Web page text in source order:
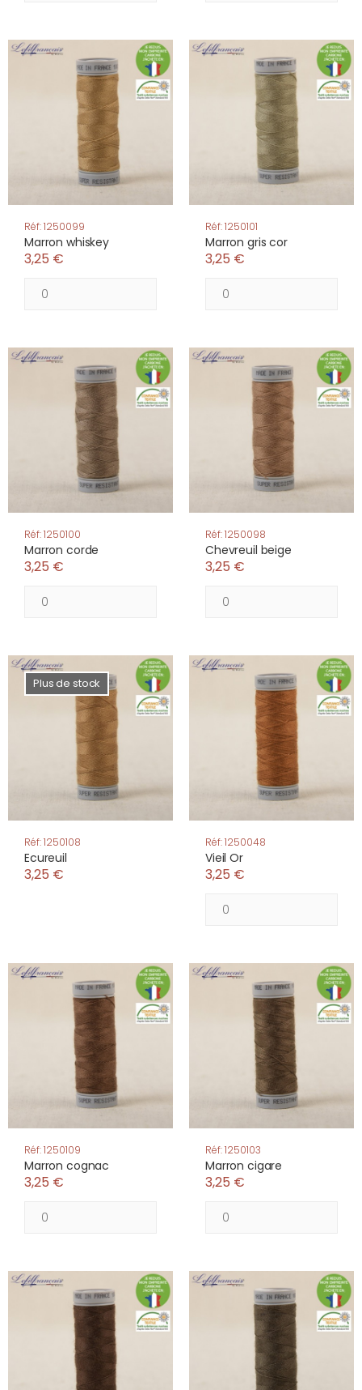
Réf: 1250099
Marron whiskey
3,25 €
Réf: 1250101
Marron gris cor
3,25 €
Réf: 1250100
Marron corde
3,25 €
Réf: 1250098
Chevreuil beige
3,25 €
Plus de stock
Réf: 1250108
Ecureuil
3,25 €
Réf: 1250048
Vieil Or
3,25 €
Réf: 1250109
Marron cognac
3,25 €
Réf: 1250103
Marron cigare
3,25 €